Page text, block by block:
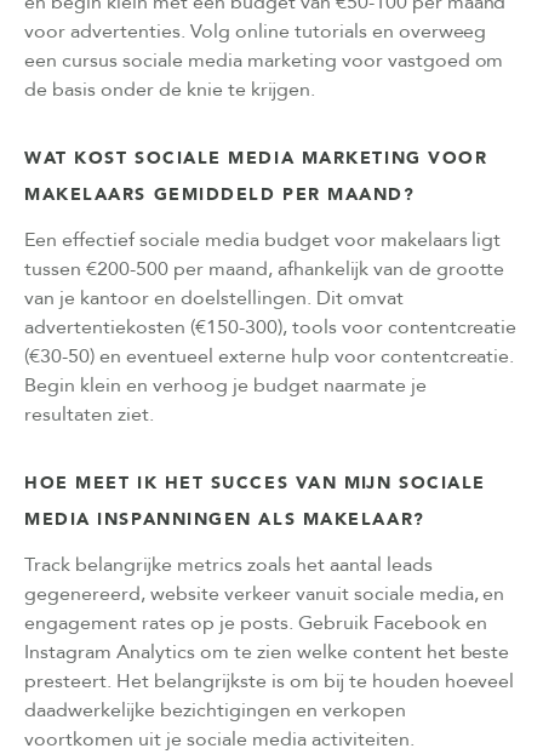
voor advertenties. Volg online tutorials en overweeg
een cursus sociale media marketing voor vastgoed om
de basis onder de knie te krijgen.
WAT KOST SOCIALE MEDIA MARKETING VOOR
MAKELAARS GEMIDDELD PER MAAND?
Een effectief sociale media budget voor makelaars ligt
tussen €200-500 per maand, afhankelijk van de grootte
van je kantoor en doelstellingen. Dit omvat
advertentiekosten (€150-300), tools voor contentcreatie
(€30-50) en eventueel externe hulp voor contentcreatie.
Begin klein en verhoog je budget naarmate je
resultaten ziet.
HOE MEET IK HET SUCCES VAN MIJN SOCIALE
MEDIA INSPANNINGEN ALS MAKELAAR?
Track belangrijke metrics zoals het aantal leads
gegenereerd, website verkeer vanuit sociale media, en
engagement rates op je posts. Gebruik Facebook en
Instagram Analytics om te zien welke content het beste
presteert. Het belangrijkste is om bij te houden hoeveel
daadwerkelijke bezichtigingen en verkopen
voortkomen uit je sociale media activiteiten.